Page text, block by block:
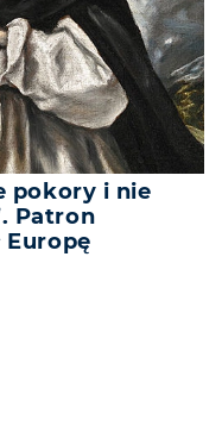
pokory i nie
Patron
Europę